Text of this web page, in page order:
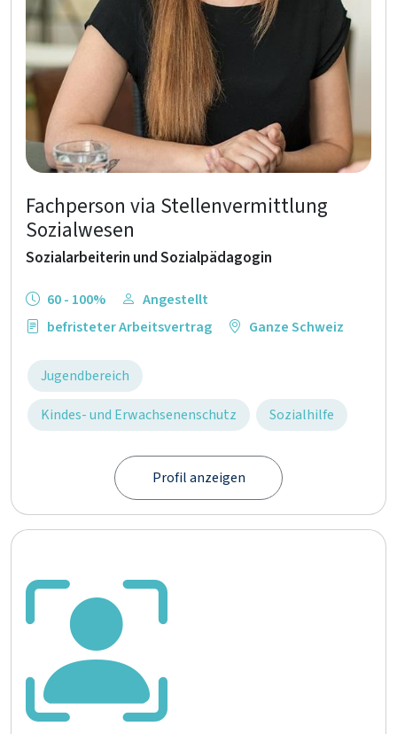
Fachperson via Stellenvermittlung
Sozialwesen
Sozialarbeiterin und Sozialpädagogin
60 - 100%
Angestellt
befristeter Arbeitsvertrag
Ganze Schweiz
Jugendbereich
Kindes- und Erwachsenenschutz
Sozialhilfe
Profil anzeigen